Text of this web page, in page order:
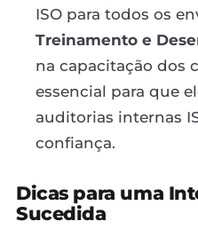
ISO para todos os
Treinamento e
na capacitação dos
essencial para que
auditorias internas
confiança.
Dicas para uma
Sucedida